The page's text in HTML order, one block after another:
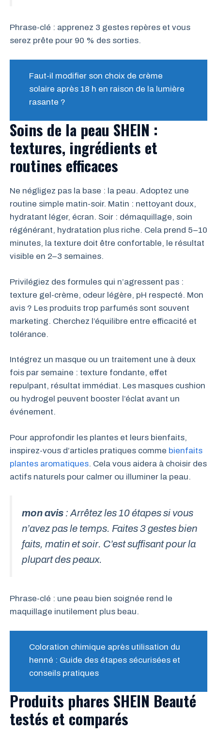
Phrase-clé : apprenez 3 gestes repères et vous
serez prête pour 90 % des sorties.
Faut-il modifier son choix de crème
solaire après 18 h en raison de la lumière
rasante ?
Soins de la peau SHEIN :
textures, ingrédients et
routines efficaces
Ne négligez pas la base : la peau. Adoptez une
routine simple matin-soir. Matin : nettoyant doux,
hydratant léger, écran. Soir : démaquillage, soin
régénérant, hydratation plus riche. Cela prend 5–10
minutes, la texture doit être confortable, le résultat
visible en 2–3 semaines.
Privilégiez des formules qui n’agressent pas :
texture gel-crème, odeur légère, pH respecté. Mon
avis ? Les produits trop parfumés sont souvent
marketing. Cherchez l’équilibre entre efficacité et
tolérance.
Intégrez un masque ou un traitement une à deux
fois par semaine : texture fondante, effet
repulpant, résultat immédiat. Les masques cushion
ou hydrogel peuvent booster l’éclat avant un
événement.
Pour approfondir les plantes et leurs bienfaits,
inspirez-vous d’articles pratiques comme bienfaits
plantes aromatiques. Cela vous aidera à choisir des
actifs naturels pour calmer ou illuminer la peau.
mon avis : Arrêtez les 10 étapes si vous
n’avez pas le temps. Faites 3 gestes bien
faits, matin et soir. C’est suffisant pour la
plupart des peaux.
Phrase-clé : une peau bien soignée rend le
maquillage inutilement plus beau.
Coloration chimique après utilisation du
henné : Guide des étapes sécurisées et
conseils pratiques
Produits phares SHEIN Beauté
testés et comparés